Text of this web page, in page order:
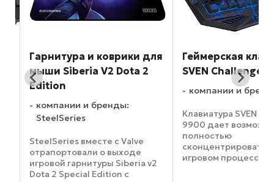
и коврики для
V2 Dota 2
и бренды:
с Valve
о выходе
Siberia v2
Edition с
Геймерская клавиатура
SVEN Challenge 9900
компании и бренды: SVEN
Клавиатура SVEN Challenge
9900 дает возможность
полностью
сконцентрироваться на
игровом процессе, не
отвлекаясь на
несущественные мелочи.